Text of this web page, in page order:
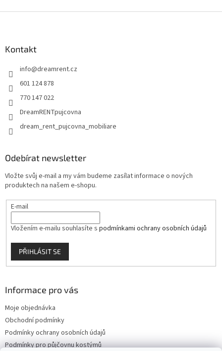
Kontakt
info@dreamrent.cz
601 124 878
770 147 022
DreamRENTpujcovna
dream_rent_pujcovna_mobiliare
Odebírat newsletter
Vložte svůj e-mail a my vám budeme zasílat informace o nových
produktech na našem e-shopu.
E-mail
Vložením e-mailu souhlasíte s podmínkami ochrany osobních údajů
PŘIHLÁSIT SE
Informace pro vás
Moje objednávka
Obchodní podmínky
Podmínky ochrany osobních údajů
Podmínky pro půjčovnu kostýmů